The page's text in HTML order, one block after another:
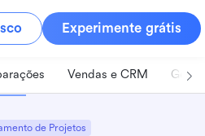
Experimente grátis
Vendas e CRM
de Projetos